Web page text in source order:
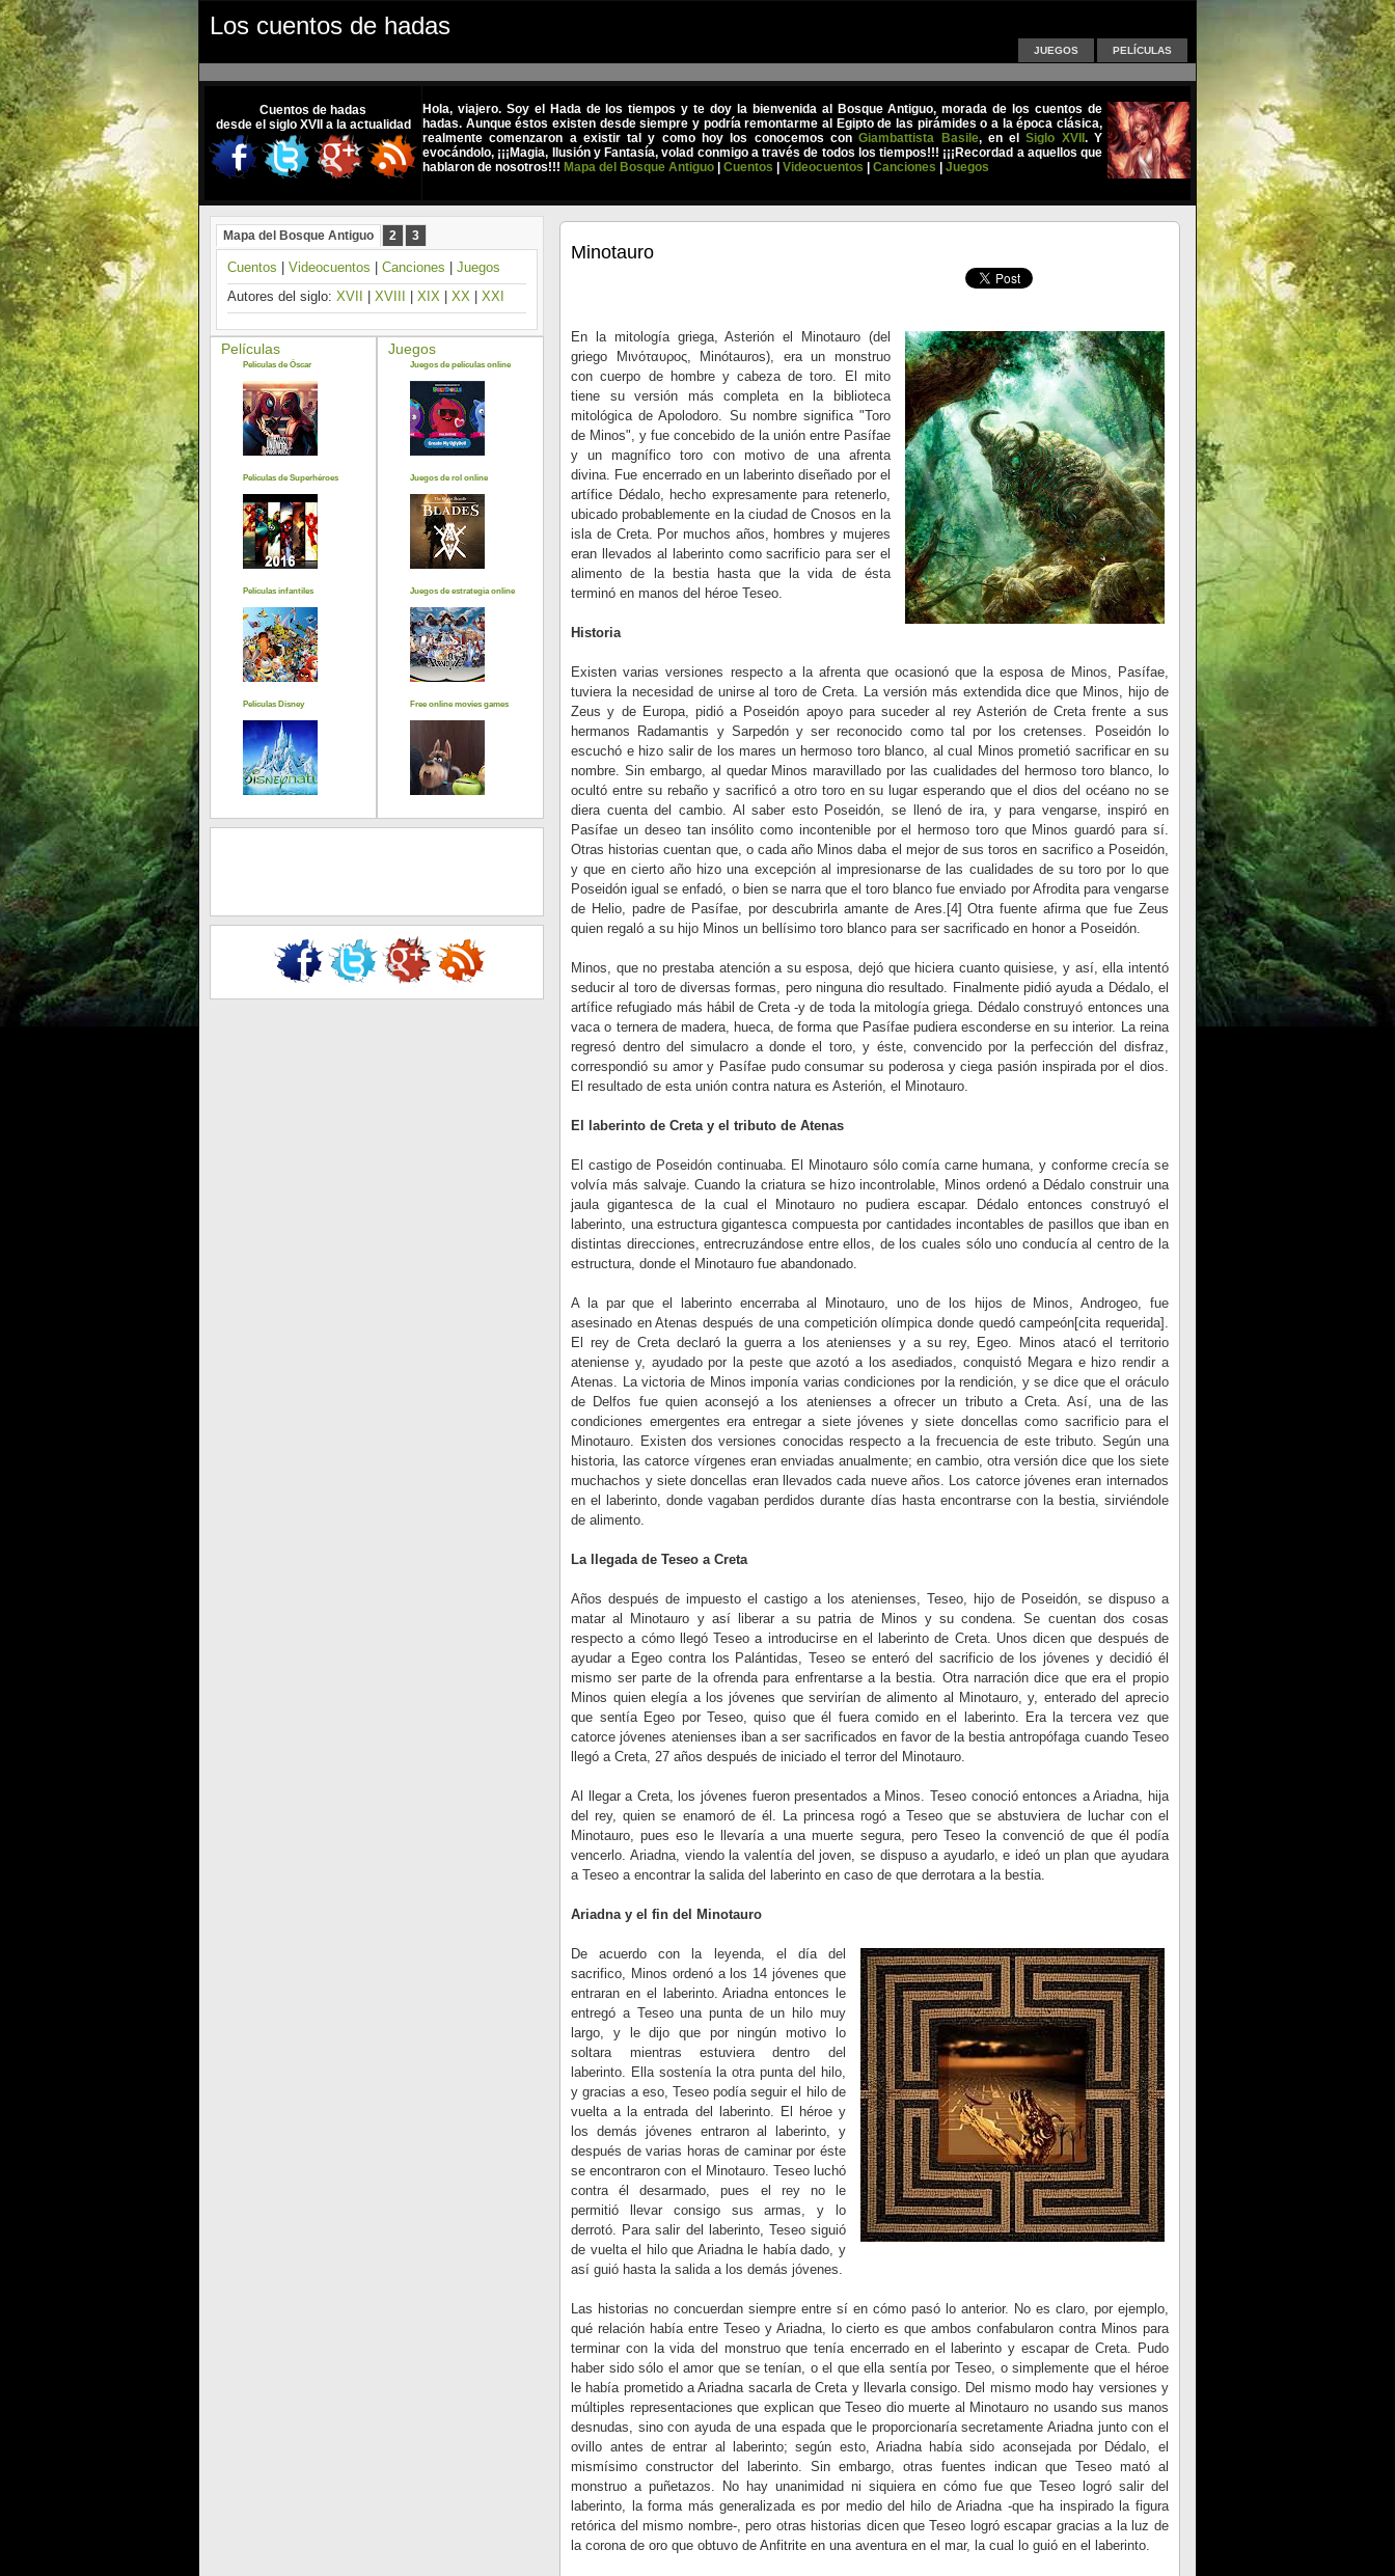
Los cuentos de hadas
JUEGOS PELÍCULAS
Cuentos de hadas
desde el siglo XVII a la actualidad
Hola, viajero. Soy el Hada de los tiempos y te doy la bienvenida al Bosque Antiguo, morada de los cuentos de
hadas. Aunque éstos existen desde siempre y podría remontarme al Egipto de las pirámides o a la época clásica,
realmente comenzaron a existir tal y como hoy los conocemos conGiambattista Basile, en elSiglo XVII . Y
evocándolo, ¡¡¡Magia, Ilusión y Fantasía, volad conmigo a través de todos los tiempos!!! ¡¡¡Recordad a aquellos que
hablaron de nosotros!!! Mapa del Bosque Antiguo Cuentos Videocuentos Canciones Juegos
Minotauro
En la mitología griega, Asterión el Minotauro (del
griego Μινόταυρος, Minótauros), era un monstruo
con cuerpo de hombre y cabeza de toro. El mito
tiene su versión más completa en la biblioteca
mitológica de Apolodoro. Su nombre significa "Toro
de Minos", y fue concebido de la unión entre Pasífae
y un magnífico toro con motivo de una afrenta
divina. Fue encerrado en un laberinto diseñado por el
artífice Dédalo, hecho expresamente para retenerlo,
ubicado probablemente en la ciudad de Cnosos en la
isla de Creta. Por muchos años, hombres y mujeres
eran llevados al laberinto como sacrificio para ser el
alimento de la bestia hasta que la vida de ésta
terminó en manos del héroe Teseo.
Historia
Existen varias versiones respecto a la afrenta que ocasionó que la esposa de Minos, Pasífae,
tuviera la necesidad de unirse al toro de Creta. La versión más extendida dice que Minos, hijo de
Zeus y de Europa, pidió a Poseidón apoyo para suceder al rey Asterión de Creta frente a sus
hermanos Radamantis y Sarpedón y ser reconocido como tal por los cretenses. Poseidón lo
escuchó e hizo salir de los mares un hermoso toro blanco, al cual Minos prometió sacrificar en su
nombre. Sin embargo, al quedar Minos maravillado por las cualidades del hermoso toro blanco, lo
ocultó entre su rebaño y sacrificó a otro toro en su lugar esperando que el dios del océano no se
diera cuenta del cambio. Al saber esto Poseidón, se llenó de ira, y para vengarse, inspiró en
Pasífae un deseo tan insólito como incontenible por el hermoso toro que Minos guardó para sí.
Otras historias cuentan que, o cada año Minos daba el mejor de sus toros en sacrifico a Poseidón,
y que en cierto año hizo una excepción al impresionarse de las cualidades de su toro por lo que
Poseidón igual se enfadó, o bien se narra que el toro blanco fue enviado por Afrodita para vengarse
de Helio, padre de Pasífae, por descubrirla amante de Ares.[4] Otra fuente afirma que fue Zeus
quien regaló a su hijo Minos un bellísimo toro blanco para ser sacrificado en honor a Poseidón.
Minos, que no prestaba atención a su esposa, dejó que hiciera cuanto quisiese, y así, ella intentó
seducir al toro de diversas formas, pero ninguna dio resultado. Finalmente pidió ayuda a Dédalo, el
artífice refugiado más hábil de Creta -y de toda la mitología griega. Dédalo construyó entonces una
vaca o ternera de madera, hueca, de forma que Pasífae pudiera esconderse en su interior. La reina
regresó dentro del simulacro a donde el toro, y éste, convencido por la perfección del disfraz,
correspondió su amor y Pasífae pudo consumar su poderosa y ciega pasión inspirada por el dios.
El resultado de esta unión contra natura es Asterión, el Minotauro.
El laberinto de Creta y el tributo de Atenas
El castigo de Poseidón continuaba. El Minotauro sólo comía carne humana, y conforme crecía se
volvía más salvaje. Cuando la criatura se hizo incontrolable, Minos ordenó a Dédalo construir una
jaula gigantesca de la cual el Minotauro no pudiera escapar. Dédalo entonces construyó el
laberinto, una estructura gigantesca compuesta por cantidades incontables de pasillos que iban en
distintas direcciones, entrecruzándose entre ellos, de los cuales sólo uno conducía al centro de la
estructura, donde el Minotauro fue abandonado.
A la par que el laberinto encerraba al Minotauro, uno de los hijos de Minos, Androgeo, fue
asesinado en Atenas después de una competición olímpica donde quedó campeón[cita requerida].
El rey de Creta declaró la guerra a los atenienses y a su rey, Egeo. Minos atacó el territorio
ateniense y, ayudado por la peste que azotó a los asediados, conquistó Megara e hizo rendir a
Atenas. La victoria de Minos imponía varias condiciones por la rendición, y se dice que el oráculo
de Delfos fue quien aconsejó a los atenienses a ofrecer un tributo a Creta. Así, una de las
condiciones emergentes era entregar a siete jóvenes y siete doncellas como sacrificio para el
Minotauro. Existen dos versiones conocidas respecto a la frecuencia de este tributo. Según una
historia, las catorce vírgenes eran enviadas anualmente; en cambio, otra versión dice que los siete
muchachos y siete doncellas eran llevados cada nueve años. Los catorce jóvenes eran internados
en el laberinto, donde vagaban perdidos durante días hasta encontrarse con la bestia, sirviéndole
de alimento.
La llegada de Teseo a Creta
Años después de impuesto el castigo a los atenienses, Teseo, hijo de Poseidón, se dispuso a
matar al Minotauro y así liberar a su patria de Minos y su condena. Se cuentan dos cosas
respecto a cómo llegó Teseo a introducirse en el laberinto de Creta. Unos dicen que después de
ayudar a Egeo contra los Palántidas, Teseo se enteró del sacrificio de los jóvenes y decidió él
mismo ser parte de la ofrenda para enfrentarse a la bestia. Otra narración dice que era el propio
Minos quien elegía a los jóvenes que servirían de alimento al Minotauro, y, enterado del aprecio
que sentía Egeo por Teseo, quiso que él fuera comido en el laberinto. Era la tercera vez que
catorce jóvenes atenienses iban a ser sacrificados en favor de la bestia antropófaga cuando Teseo
llegó a Creta, 27 años después de iniciado el terror del Minotauro.
Al llegar a Creta, los jóvenes fueron presentados a Minos. Teseo conoció entonces a Ariadna, hija
del rey, quien se enamoró de él. La princesa rogó a Teseo que se abstuviera de luchar con el
Minotauro, pues eso le llevaría a una muerte segura, pero Teseo la convenció de que él podía
vencerlo. Ariadna, viendo la valentía del joven, se dispuso a ayudarlo, e ideó un plan que ayudara
a Teseo a encontrar la salida del laberinto en caso de que derrotara a la bestia.
Ariadna y el fin del Minotauro
De acuerdo con la leyenda, el día del
sacrifico, Minos ordenó a los 14 jóvenes que
entraran en el laberinto. Ariadna entonces le
entregó a Teseo una punta de un hilo muy
largo, y le dijo que por ningún motivo lo
soltara mientras estuviera dentro del
laberinto. Ella sostenía la otra punta del hilo,
y gracias a eso, Teseo podía seguir el hilo de
vuelta a la entrada del laberinto. El héroe y
los demás jóvenes entraron al laberinto, y
después de varias horas de caminar por éste
se encontraron con el Minotauro. Teseo luchó
contra él desarmado, pues el rey no le
permitió llevar consigo sus armas, y lo
derrotó. Para salir del laberinto, Teseo siguió
de vuelta el hilo que Ariadna le había dado, y
así guió hasta la salida a los demás jóvenes.
Las historias no concuerdan siempre entre sí en cómo pasó lo anterior. No es claro, por ejemplo,
qué relación había entre Teseo y Ariadna, lo cierto es que ambos confabularon contra Minos para
terminar con la vida del monstruo que tenía encerrado en el laberinto y escapar de Creta. Pudo
haber sido sólo el amor que se tenían, o el que ella sentía por Teseo, o simplemente que el héroe
le había prometido a Ariadna sacarla de Creta y llevarla consigo. Del mismo modo hay versiones y
múltiples representaciones que explican que Teseo dio muerte al Minotauro no usando sus manos
desnudas, sino con ayuda de una espada que le proporcionaría secretamente Ariadna junto con el
ovillo antes de entrar al laberinto; según esto, Ariadna había sido aconsejada por Dédalo, el
mismísimo constructor del laberinto. Sin embargo, otras fuentes indican que Teseo mató al
monstruo a puñetazos. No hay unanimidad ni siquiera en cómo fue que Teseo logró salir del
laberinto, la forma más generalizada es por medio del hilo de Ariadna -que ha inspirado la figura
retórica del mismo nombre-, pero otras historias dicen que Teseo logró escapar gracias a la luz de
la corona de oro que obtuvo de Anfitrite en una aventura en el mar, la cual lo guió en el laberinto.
Mapa del Bosque Antiguo 2 3
Cuentos Videocuentos Canciones
Juegos
Autores del siglo: XVII XVIII XIX XX XXI
Películas
Películas de Óscar
Películas de Superhéroes
Películas infantiles
Películas Disney
Juegos
Juegos de películas online
Juegos de rol online
Juegos de estrategia online
Free online movies games